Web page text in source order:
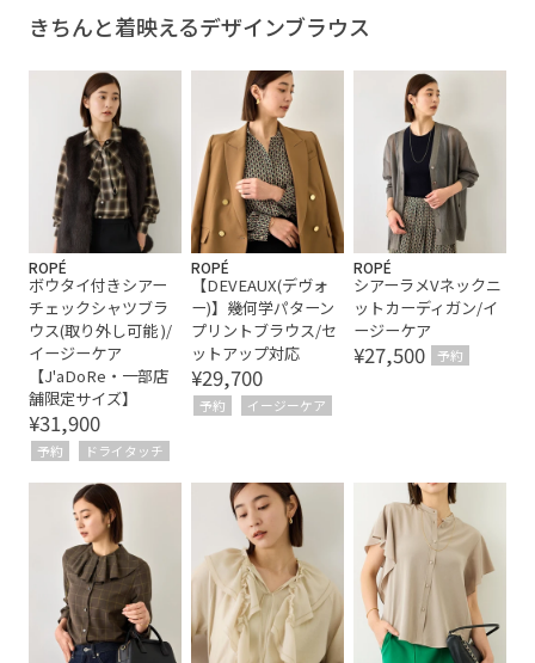
ドレス マーメイドスカート リネン
快適な着心地 羽織としても使える 肌離れが良い
自宅で洗える 透け感 飽きがこない
高級感
きちんと着映えるデザインブラウス
ROPÉ
ボウタイ付きシアー
チェックシャツブラ
ウス(取り外し可能 )/
イージーケア
【J'aDoRe・一部店
舗限定サイズ】
¥31,900
予約 ドライタッチ
ROPÉ
【DEVEAUX(デヴォ
ー)】幾何学パターン
プリントブラウス/セ
ットアップ対応
¥29,700
予約 イージーケア
ROPÉ
シアーラメVネックニ
ットカーディガン/イ
ージーケア
¥27,500 予約